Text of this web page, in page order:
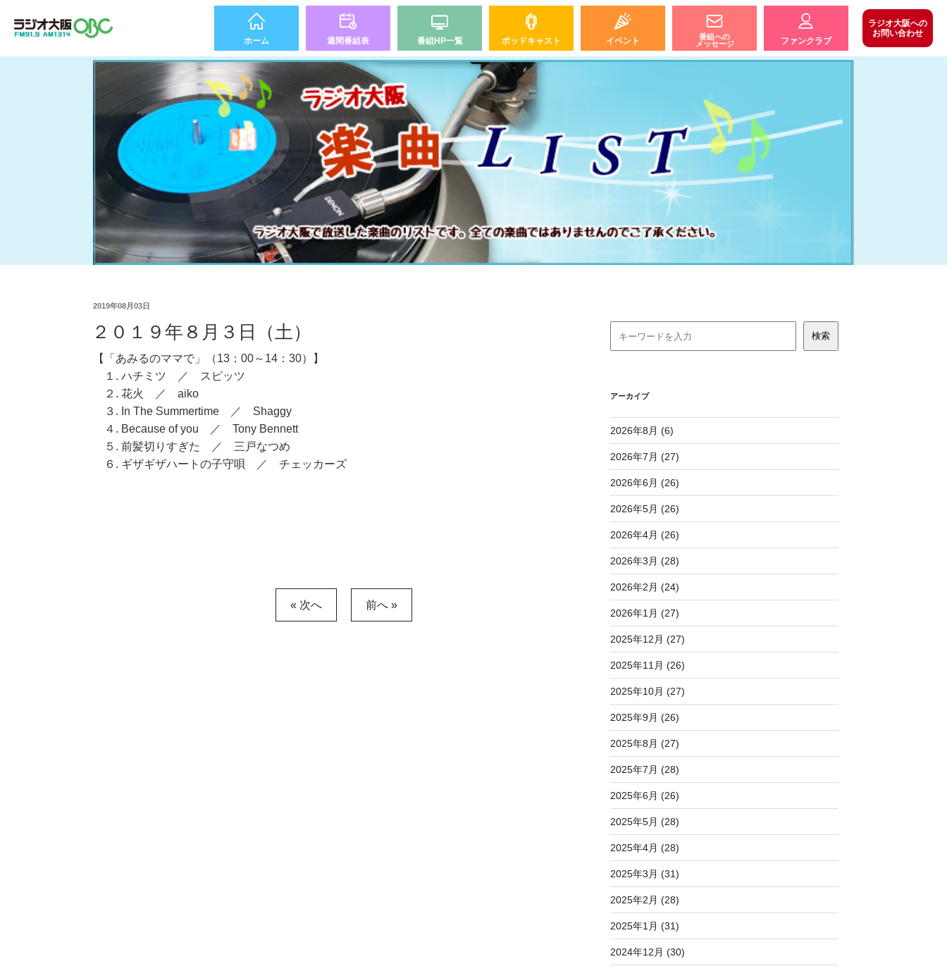
ホーム 週間番組表 番組HP一覧 ポッドキャスト イベント
番組への
メッセージ
ファンクラブ
ラジオ大阪への
お問い合わせ
2019年08月03日
２０１９年８月３日（土）
【「あみるのママで」（13：00～14：30）】
１. ハチミツ ／ スピッツ
２. 花火 ／ aiko
３. In The Summertime ／ Shaggy
４. Because of you ／ Tony Bennett
５. 前髪切りすぎた ／ 三戸なつめ
６. ギザギザハートの子守唄 ／ チェッカーズ
« 次へ 前へ »
アーカイブ
2026年8月 (6)
2026年7月 (27)
2026年6月 (26)
2026年5月 (26)
2026年4月 (26)
2026年3月 (28)
2026年2月 (24)
2026年1月 (27)
2025年12月 (27)
2025年11月 (26)
2025年10月 (27)
2025年9月 (26)
2025年8月 (27)
2025年7月 (28)
2025年6月 (26)
2025年5月 (28)
2025年4月 (28)
2025年3月 (31)
2025年2月 (28)
2025年1月 (31)
2024年12月 (30)